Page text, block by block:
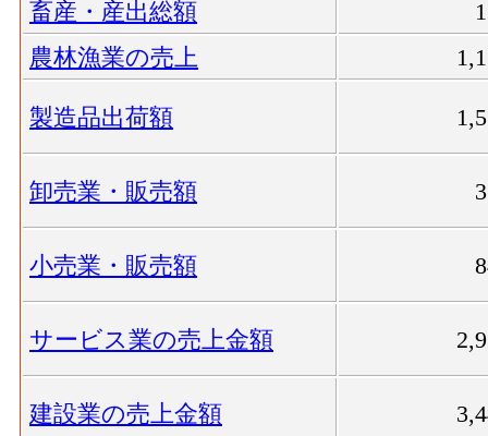
畜産・産出総額
農林漁業の売上
製造品出荷額
卸売業・販売額
小売業・販売額
サービス業の売上金額
建設業の売上金額